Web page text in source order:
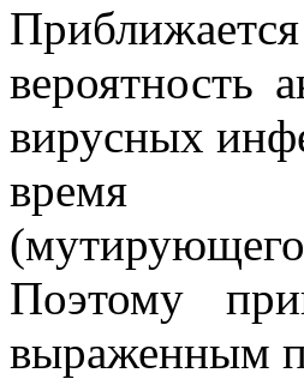
вероятность
вирусных
время
Поэтому
выраженным